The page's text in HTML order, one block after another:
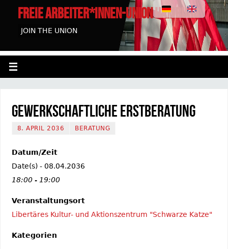
FREIE ARBEITER*INNEN-UNION HAMBURG
JOIN THE UNION
Gewerkschaftliche Erstberatung
8. APRIL 2036 BERATUNG
Datum/Zeit
Date(s) - 08.04.2036
18:00 - 19:00
Veranstaltungsort
Libertäres Kultur- und Aktionszentrum "Schwarze Katze"
Kategorien